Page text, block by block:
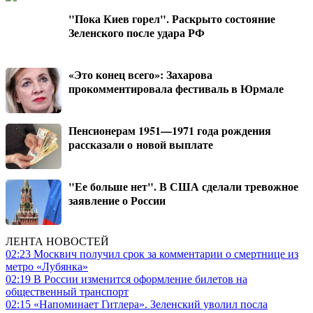
"Пока Киев горел". Раскрыто состояние
Зеленского после удара РФ
«Это конец всего»: Захарова
прокомментировала фестиваль в Юрмале
Пенсионерам 1951—1971 года рождения
рассказали о новой выплате
"Ее больше нет". В США сделали тревожное
заявление о России
ЛЕНТА НОВОСТЕЙ
02:23 Москвич получил срок за комментарии о смертнице из
метро «Лубянка»
02:19 В России изменится оформление билетов на
общественный транспорт
02:15 «Напоминает Гитлера». Зеленский уволил посла